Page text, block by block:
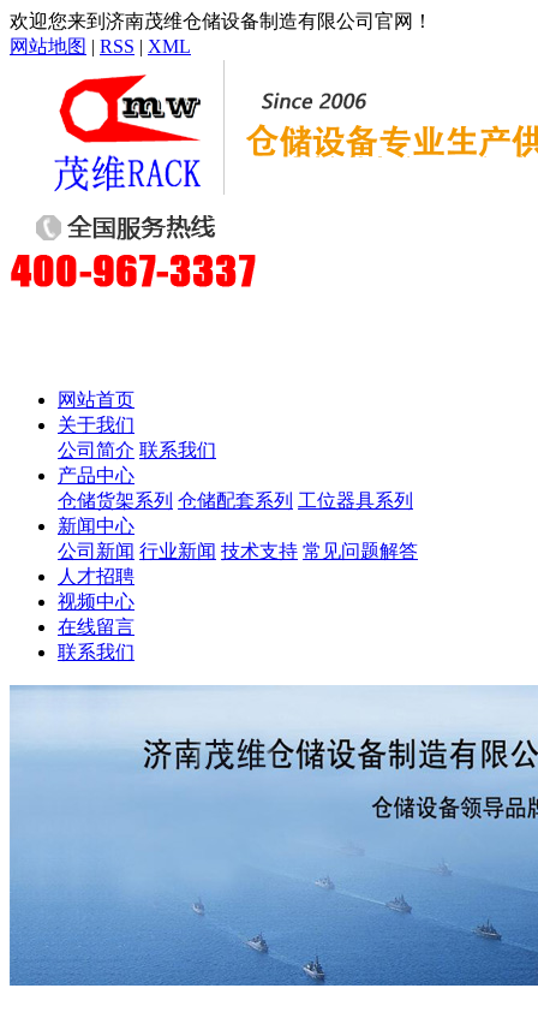
欢迎您来到济南茂维仓储设备制造有限公司官网！
网站地图 | RSS | XML
网站首页
关于我们
公司简介 联系我们
产品中心
仓储货架系列 仓储配套系列 工位器具系列
新闻中心
公司新闻 行业新闻 技术支持 常见问题解答
人才招聘
视频中心
在线留言
联系我们